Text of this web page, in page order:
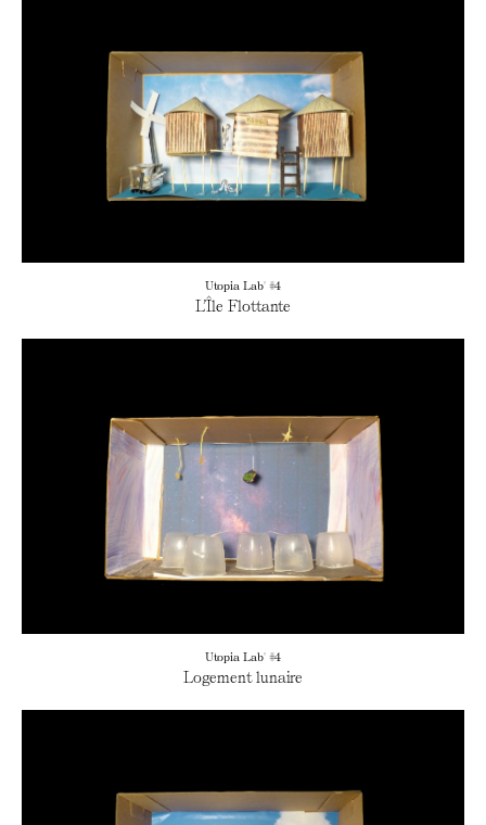
Utopia Lab' #4
L’Île Flottante
Utopia Lab' #4
Logement lunaire